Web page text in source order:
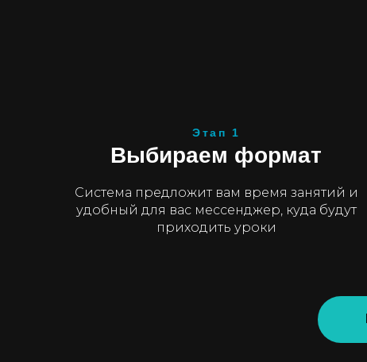
Этап 1
Выбираем формат
Система предложит вам время занятий и
удобный для вас мессенджер, куда будут
приходить уроки